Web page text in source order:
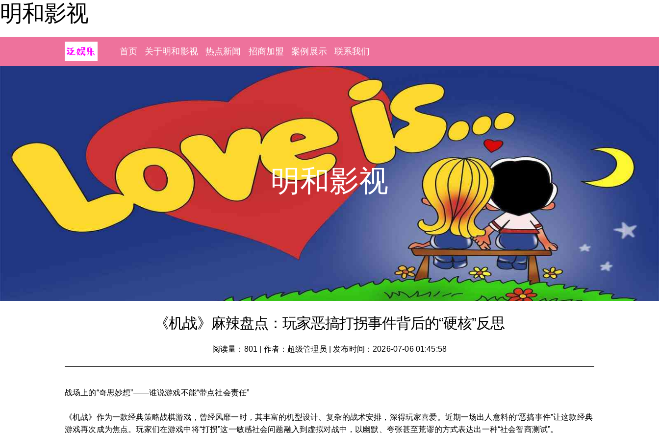
明和影视
首页 关于明和影视 热点新闻 招商加盟 案例展示 联系我们
明和影视
《机战》麻辣盘点：玩家恶搞打拐事件背后的“硬核”反思
阅读量：801 作者：超级管理员 发布时间：2026-07-06 01:45:58
战场上的“奇思妙想”——谁说游戏不能“带点社会责任”
《机战》作为一款经典策略战棋游戏，曾经风靡一时，其丰富的机型设计、复杂的战术安排，深得玩家喜爱。近期一场出人意料的“恶搞事件”让这款经典
游戏再次成为焦点。玩家们在游戏中将“打拐”这一敏感社会问题融入到虚拟对战中，以幽默、夸张甚至荒谬的方式表达出一种“社会智商测试”。